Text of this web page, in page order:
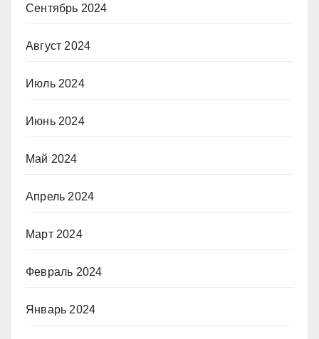
Сентябрь 2024
Август 2024
Июль 2024
Июнь 2024
Май 2024
Апрель 2024
Март 2024
Февраль 2024
Январь 2024